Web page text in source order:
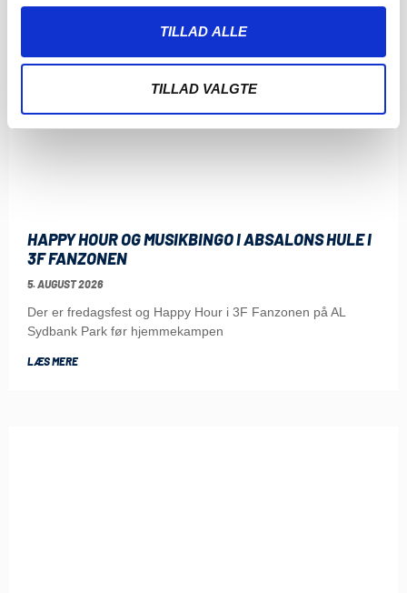
TILLAD ALLE
TILLAD VALGTE
HAPPY HOUR OG MUSIKBINGO I ABSALONS HULE I
3F FANZONEN
5. AUGUST 2026
Der er fredagsfest og Happy Hour i 3F Fanzonen på AL
Sydbank Park før hjemmekampen
LÆS MERE